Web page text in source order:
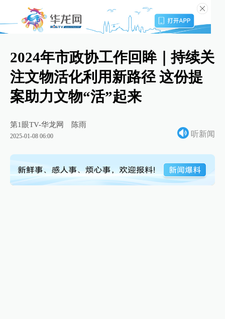
2024年市政协工作回眸｜持续关
注文物活化利用新路径 这份提
案助力文物“活”起来
第1眼TV-华龙网 陈雨
2025-01-08 06:00 听新闻